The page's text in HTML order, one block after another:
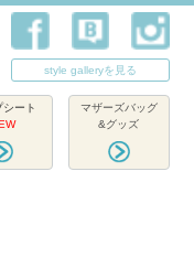
style galleryを見る
シート
マザーズバッグ
&グッズ